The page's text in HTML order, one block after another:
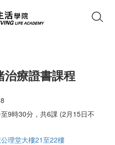
治療證書課程
9時30分，共6課 (2月15日不
理堂大樓21至22樓